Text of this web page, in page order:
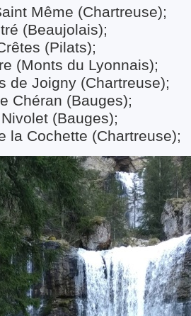
Même (Chartreuse);
(Beaujolais);
(Pilats);
(Monts du Lyonnais);
de Joigny (Chartreuse);
Chéran (Bauges);
(Bauges);
la Cochette (Chartreuse);